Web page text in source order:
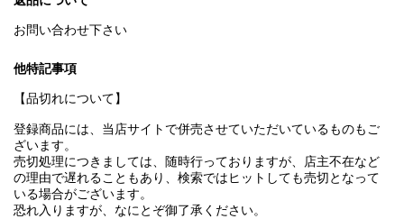
お問い合わせ下さい
他特記事項
【品切れについて】
登録商品には、当店サイトで併売させていただいているものもご
ざいます。
売切処理につきましては、随時行っておりますが、店主不在など
の理由で遅れることもあり、検索ではヒットしても売切となって
いる場合がございます。
恐れ入りますが、なにとぞ御了承ください。